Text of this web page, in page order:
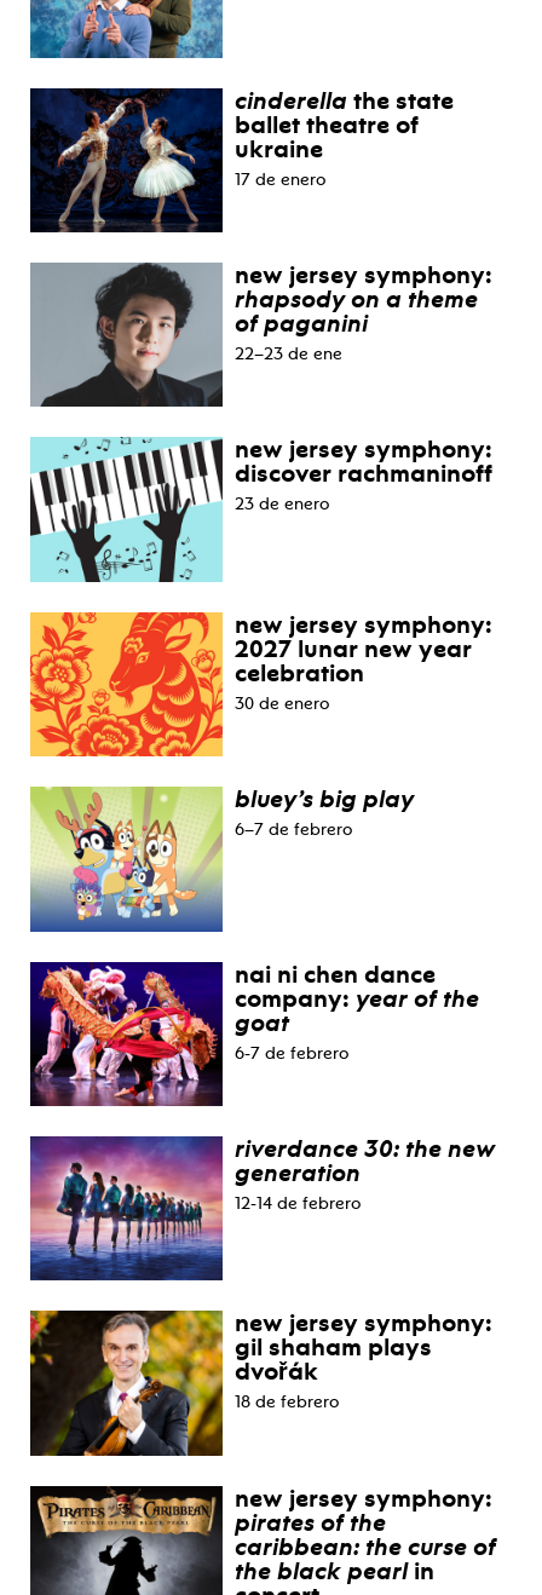
cinderella the state
ballet theatre of
ukraine
17 de enero
new jersey symphony:
rhapsody on a theme
of paganini
22–23 de ene
new jersey symphony:
discover rachmaninoff
23 de enero
new jersey symphony:
2027 lunar new year
celebration
30 de enero
bluey’s big play
6–7 de febrero
nai ni chen dance
company: year of the
goat
6-7 de febrero
riverdance 30: the new
generation
12-14 de febrero
new jersey symphony:
gil shaham plays
dvořák
18 de febrero
new jersey symphony:
pirates of the
caribbean: the curse of
the black pearlin